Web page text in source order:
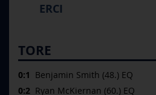
ERCI
TORE
0:1 Benjamin Smith (48.) EQ
0:2 Ryan McKiernan (60.) EQ